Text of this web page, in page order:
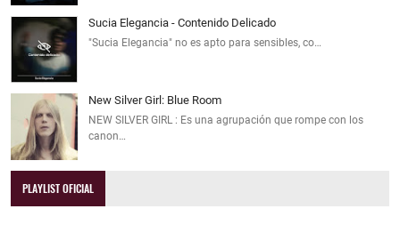
Sucia Elegancia - Contenido Delicado
"Sucia Elegancia" no es apto para sensibles, co…
New Silver Girl: Blue Room
NEW SILVER GIRL : Es una agrupación que rompe con los
canon…
PLAYLIST OFICIAL